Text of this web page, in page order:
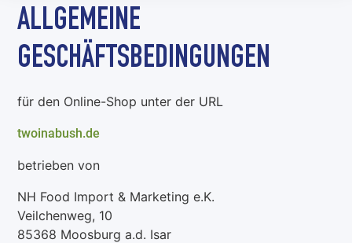
ALLGEMEINE
GESCHÄFTSBEDINGUNGEN
für den Online-Shop unter der URL
twoinabush.de
betrieben von
NH Food Import & Marketing e.K.
Veilchenweg, 10
85368 Moosburg a.d. Isar